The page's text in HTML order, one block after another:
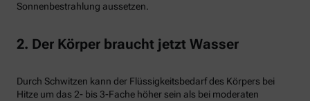
Sonnenbestrahlung aussetzen.
2. Der Körper braucht jetzt Wasser
Durch Schwitzen kann der Flüssigkeitsbedarf des Körpers bei
Hitze um das 2- bis 3-Fache höher sein als bei moderaten